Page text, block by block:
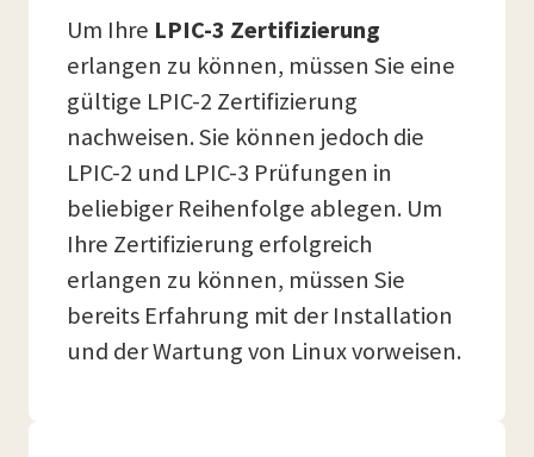
Um Ihre LPIC-3 Zertifizierung
erlangen zu können, müssen Sie eine
gültige LPIC-2 Zertifizierung
nachweisen. Sie können jedoch die
LPIC-2 und LPIC-3 Prüfungen in
beliebiger Reihenfolge ablegen. Um
Ihre Zertifizierung erfolgreich
erlangen zu können, müssen Sie
bereits Erfahrung mit der Installation
und der Wartung von Linux vorweisen.